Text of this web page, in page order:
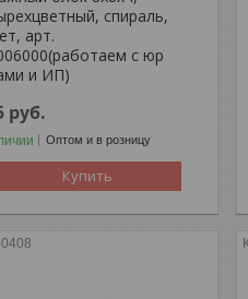
спираль,
арт.
с юр
и ИП)
руб.
Оптом и в розницу
Купить